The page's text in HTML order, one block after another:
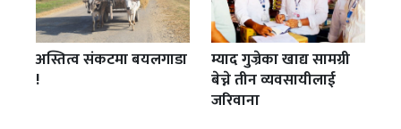
अस्तित्व संकटमा बयलगाडा
!
म्याद गुज्रेका खाद्य सामग्री
बेच्ने तीन व्यवसायीलाई
जरिवाना